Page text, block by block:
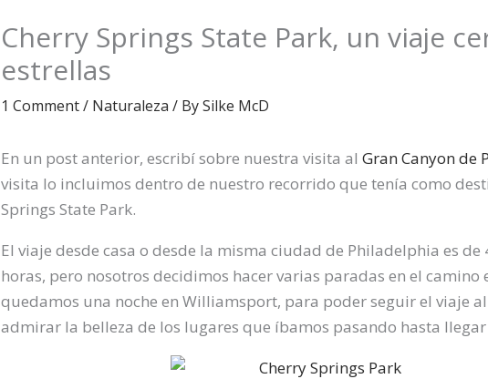
Cherry Springs State Park, un viaje
estrellas
1 Comment/ Naturaleza / BySilke McD
En un post anterior, escribí sobre nuestra visita al Gran Canyon de
visita lo incluimos dentro de nuestro recorrido que tenía como
Springs State Park.
El viaje desde casa o desde la misma ciudad de Philadelphia es de
horas, pero nosotros decidimos hacer varias paradas en el camino
quedamos una noche en Williamsport, para poder seguir el viaje
admirar la belleza de los lugares que íbamos pasando hasta llegar